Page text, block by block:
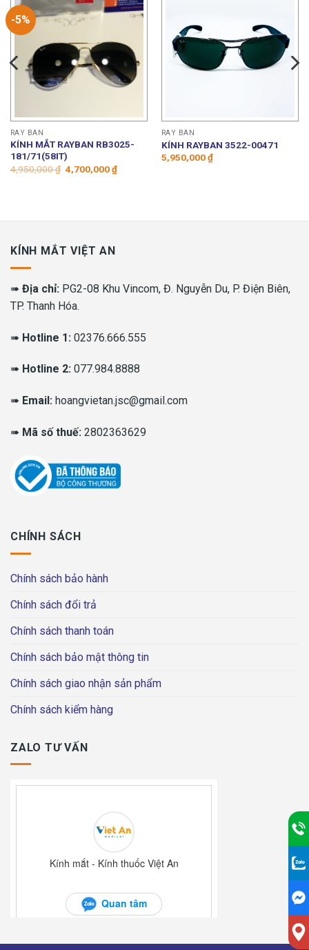
-5%
RAY BAN
KÍNH MẮT RAYBAN RB3025-
181/71(58IT)
4,950,000₫ Giá
gốc
4,700,000₫Giá
hiện
RAY BAN
KÍNH RAYBAN 3522-00471
5,950,000₫
KÍNH MẮT VIỆT AN
➠ Địa chỉ: PG2-08 Khu Vincom, Đ. Nguyễn Du, P. Điện Biên,
TP. Thanh Hóa.
➠ Hotline 1: 02376.666.555
➠ Hotline 2: 077.984.8888
➠ Email: hoangvietan.jsc@gmail.com
➠ Mã số thuế: 2802363629
CHÍNH SÁCH
Chính sách bảo hành
Chính sách đổi trả
Chính sách thanh toán
Chính sách bảo mật thông tin
Chính sách giao nhận sản phẩm
Chính sách kiểm hàng
ZALO TƯ VẤN